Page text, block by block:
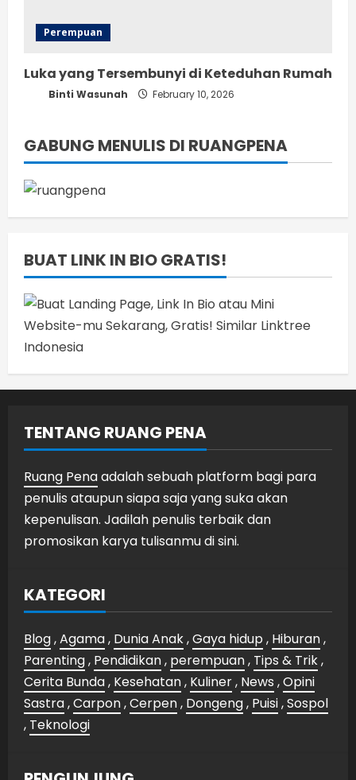
Perempuan
Luka yang Tersembunyi di Keteduhan Rumah
Binti Wasunah February 10, 2026
GABUNG MENULIS DI RUANGPENA
BUAT LINK IN BIO GRATIS!
TENTANG RUANG PENA
Ruang Penaadalah sebuah platform bagi para
penulis ataupun siapa saja yang suka akan
kepenulisan. Jadilah penulis terbaik dan
promosikan karya tulisanmu di sini.
KATEGORI
Blog,Agama, Dunia Anak,Gaya hidup , Hiburan,
Parenting, Pendidikan, perempuan, Tips & Trik,
Cerita Bunda, Kesehatan, Kuliner, News ,Opini
Sastra,Carpon,Cerpen, Dongeng, Puisi,Sospol
, Teknologi